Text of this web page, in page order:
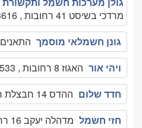
מרדכי בשיסט 41 רחובות , 0525153616
גונן חשמלאי מוסמך התאנים 3 רחובות , 089415865
ויהי אור האגוז 8 רחובות , 0522687533
חדד שלום ההדס 14 חבצלת רחובות , 089416440
חזי חשמל מדהלה יעקב 16 רחובות , 0508848703